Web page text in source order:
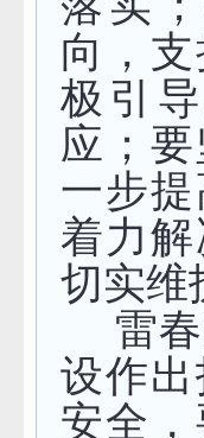
向，
极引
应；
一步
着力
切实维
雷春
设作
安全